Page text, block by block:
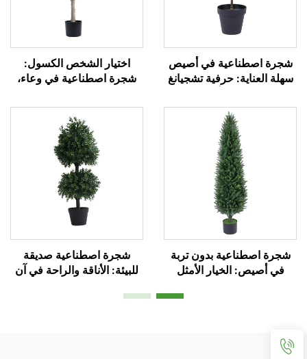
شجرة اصطناعية في أصيص
سهلة العناية: حرفية تشجيانغ
اختيار الشخص الكسول:
شجرة اصطناعية في وعاء،
شجرة اصطناعية بدون تربة
في أصيص: الخيار الأمثل
شجرة اصطناعية صديقة
للبيئة: الأناقة والراحة في آن